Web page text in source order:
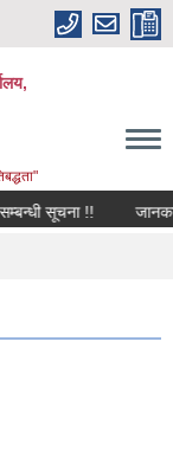
सूचना !! जानकारी